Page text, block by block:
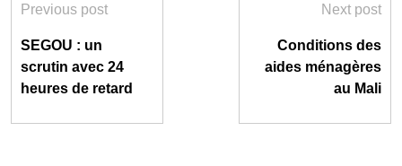
Previous post
SEGOU : un
scrutin avec 24
heures de retard
Next post
Conditions des
aides ménagères
au Mali